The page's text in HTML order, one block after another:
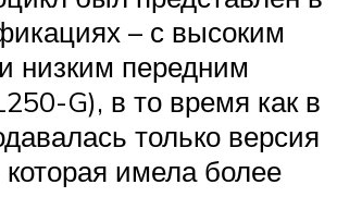
– с высоким
низким передним
G), в то время как в
только версия
имела более